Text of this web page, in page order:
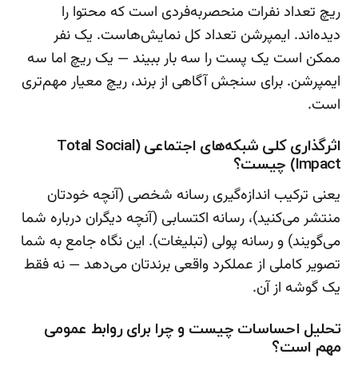
ریچ تعداد نفرات منحصربه‌فردی است که محتوا را
دیده‌اند. ایمپرشن تعداد کل نمایش‌هاست. یک نفر
ممکن است یک پست را سه بار ببیند — یک ریچ اما سه
ایمپرشن. برای سنجش آگاهی از برند، ریچ معیار مهم‌تری
است.
اثرگذاری کلی شبکه‌های اجتماعی (Total Social
Impact) چیست؟
یعنی ترکیب اندازه‌گیری رسانه شخصی (آنچه خودتان
منتشر می‌کنید)، رسانه اکتسابی (آنچه دیگران درباره شما
می‌گویند) و رسانه پولی (تبلیغات). این نگاه جامع به شما
تصویر کاملی از عملکرد واقعی برندتان می‌دهد — نه فقط
یک گوشه از آن.
تحلیل احساسات چیست و چرا برای روابط عمومی
مهم است؟